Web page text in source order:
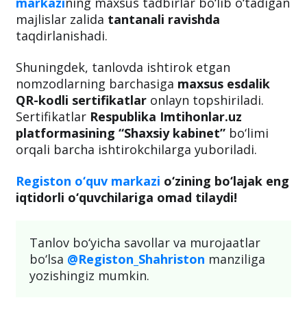
majlislar zalida tantanali ravishda
taqdirlanishadi.
Shuningdek, tanlovda ishtirok etgan
nomzodlarning barchasiga maxsus esdalik
QR-kodli sertifikatlar onlayn topshiriladi.
Sertifikatlar Respublika Imtihonlar.uz
platformasining “Shaxsiy kabinet” bo‘limi
orqali barcha ishtirokchilarga yuboriladi.
Registon o‘quv markazi o‘zining bo‘lajak eng
iqtidorli o‘quvchilariga omad tilaydi!
Tanlov bo‘yicha savollar va murojaatlar
bo‘lsa @Registon_Shahriston manziliga
yozishingiz mumkin.